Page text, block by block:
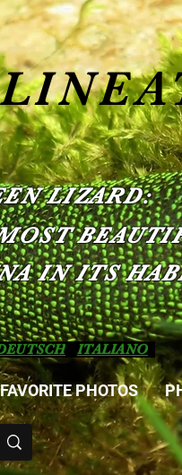
LIZARD:
IN ITS
ITALIANO
PHOTOS